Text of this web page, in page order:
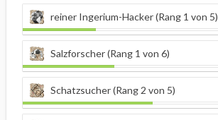
reiner Ingerium-Hacker (Rang 1 von 5)
Salzforscher (Rang 1 von 6)
Schatzsucher (Rang 2 von 5)